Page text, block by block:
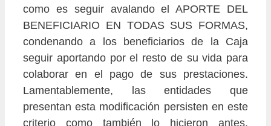
como es seguir avalando el APORTE DEL
BENEFICIARIO EN TODAS SUS FORMAS,
condenando a los beneficiarios de la Caja
seguir aportando por el resto de su vida para
colaborar en el pago de sus prestaciones.
Lamentablemente, las entidades que
presentan esta modificación persisten en este
criterio como también lo hicieron antes,